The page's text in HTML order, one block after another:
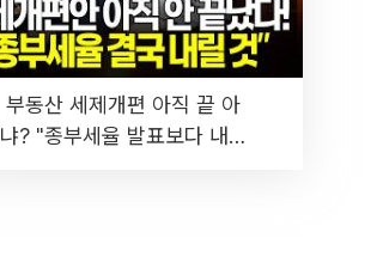
부동산 세제개편 아직 끝 아
냐? "종부세율 발표보다 내릴